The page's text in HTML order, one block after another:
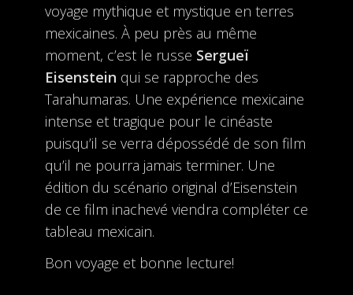
voyage mythique et mystique en terres
mexicaines. À peu près au même
moment, c’est le russe Sergueï
Eisenstein qui se rapproche des
Tarahumaras. Une expérience mexicaine
intense et tragique pour le cinéaste
puisqu’il se verra dépossédé de son film
qu’il ne pourra jamais terminer. Une
édition du scénario original d’Eisenstein
de ce film inachevé viendra compléter ce
tableau mexicain.
Bon voyage et bonne lecture!